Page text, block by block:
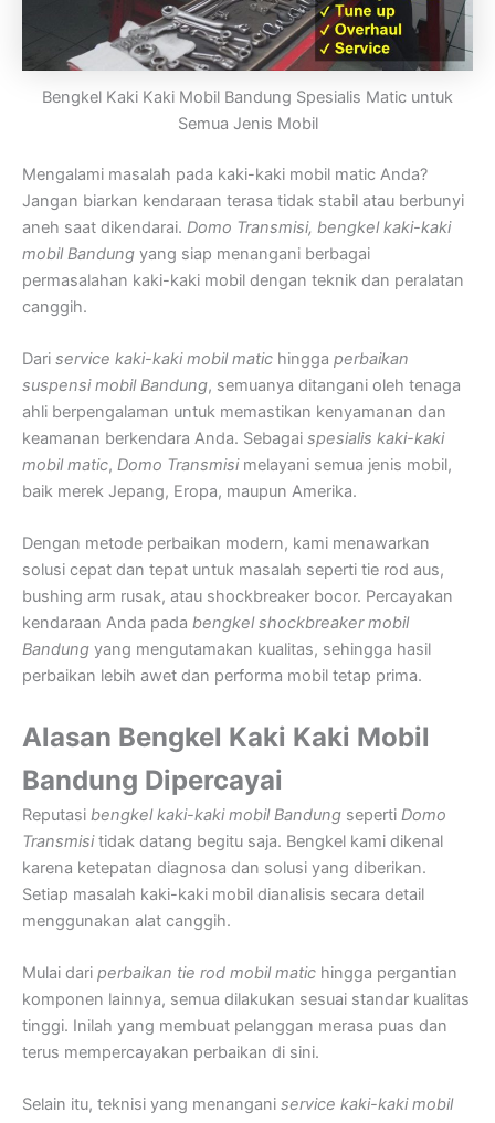
Bengkel Kaki Kaki Mobil Bandung Spesialis Matic untuk
Semua Jenis Mobil
Mengalami masalah pada kaki-kaki mobil matic Anda?
Jangan biarkan kendaraan terasa tidak stabil atau berbunyi
aneh saat dikendarai. Domo Transmisi, bengkel kaki-kaki
mobil Bandung yang siap menangani berbagai
permasalahan kaki-kaki mobil dengan teknik dan peralatan
canggih.
Dari service kaki-kaki mobil matic hingga perbaikan
suspensi mobil Bandung, semuanya ditangani oleh tenaga
ahli berpengalaman untuk memastikan kenyamanan dan
keamanan berkendara Anda. Sebagai spesialis kaki-kaki
mobil matic, Domo Transmisimelayani semua jenis mobil,
baik merek Jepang, Eropa, maupun Amerika.
Dengan metode perbaikan modern, kami menawarkan
solusi cepat dan tepat untuk masalah seperti tie rod aus,
bushing arm rusak, atau shockbreaker bocor. Percayakan
kendaraan Anda pada bengkel shockbreaker mobil
Bandung yang mengutamakan kualitas, sehingga hasil
perbaikan lebih awet dan performa mobil tetap prima.
Alasan Bengkel Kaki Kaki Mobil
Bandung Dipercayai
Reputasi bengkel kaki-kaki mobil Bandung seperti Domo
Transmisitidak datang begitu saja. Bengkel kami dikenal
karena ketepatan diagnosa dan solusi yang diberikan.
Setiap masalah kaki-kaki mobil dianalisis secara detail
menggunakan alat canggih.
Mulai dari perbaikan tie rod mobil matic hingga pergantian
komponen lainnya, semua dilakukan sesuai standar kualitas
tinggi. Inilah yang membuat pelanggan merasa puas dan
terus mempercayakan perbaikan di sini.
Selain itu, teknisi yang menangani service kaki-kaki mobil